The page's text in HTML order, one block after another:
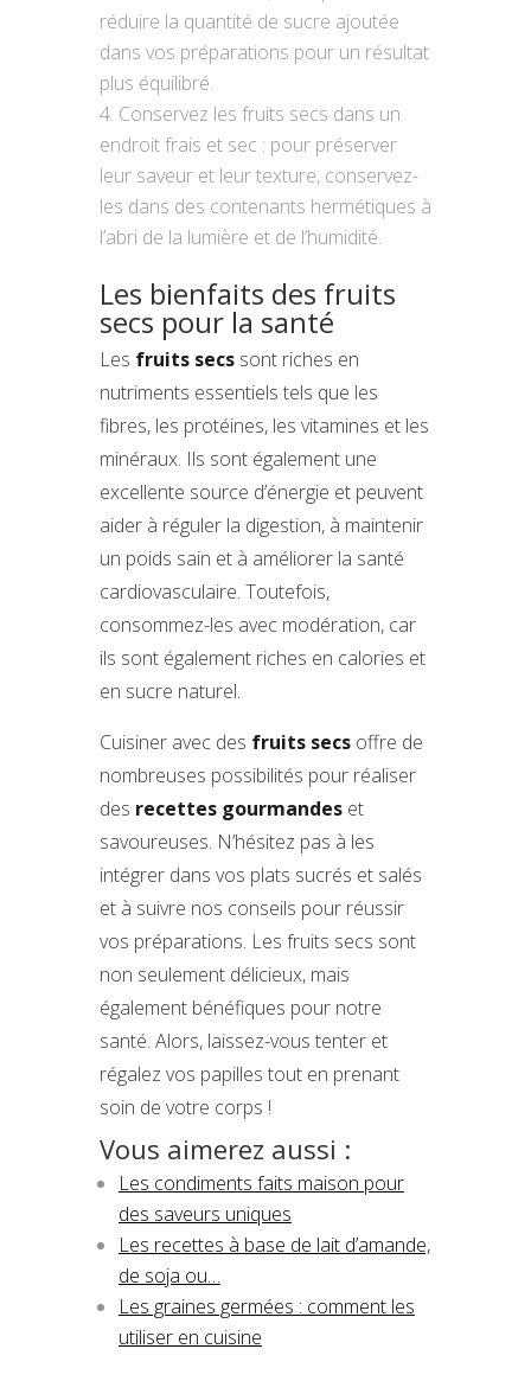
réduire la quantité de sucre ajoutée
dans vos préparations pour un résultat
plus équilibré.
Conservez les fruits secs dans un
endroit frais et sec : pour préserver
leur saveur et leur texture, conservez-
les dans des contenants hermétiques à
l’abri de la lumière et de l’humidité.
Les bienfaits des fruits
secs pour la santé
Les fruits secs sont riches en
nutriments essentiels tels que les
fibres, les protéines, les vitamines et les
minéraux. Ils sont également une
excellente source d’énergie et peuvent
aider à réguler la digestion, à maintenir
un poids sain et à améliorer la santé
cardiovasculaire. Toutefois,
consommez-les avec modération, car
ils sont également riches en calories et
en sucre naturel.
Cuisiner avec des fruits secs offre de
nombreuses possibilités pour réaliser
des recettes gourmandes et
savoureuses. N’hésitez pas à les
intégrer dans vos plats sucrés et salés
et à suivre nos conseils pour réussir
vos préparations. Les fruits secs sont
non seulement délicieux, mais
également bénéfiques pour notre
santé. Alors, laissez-vous tenter et
régalez vos papilles tout en prenant
soin de votre corps !
Vous aimerez aussi :
Les condiments faits maison pour
des saveurs uniques
Les recettes à base de lait d’amande,
de soja ou…
Les graines germées : comment les
utiliser en cuisine